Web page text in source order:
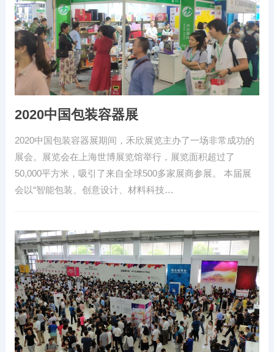
2020中国包装容器展
2020中国包装容器展期间，禾欣展览主办了一场非常成功的
展会。展览会在上海世博展览馆举行，展览面积超过了
50,000平方米，吸引了来自全球500多家展商参展。 本届展
会以“智能包装、创意设计、材料科技…